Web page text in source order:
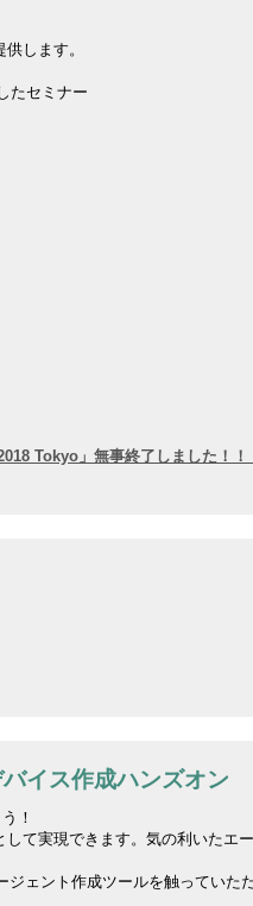
します。
セミナー
Tokyo」無事終了しました！
イス作成ハンズオン
！
て実現できます。気の利いたエ
ェント作成ツールを触ってい